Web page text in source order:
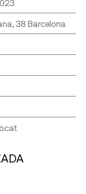
38 Barcelona